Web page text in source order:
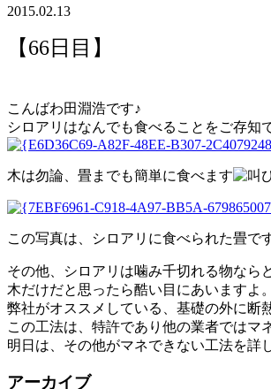
2015.02.13
【66日目】
こんばわ田淵浩です♪
シロアリはなんでも食べることをご存知
木は勿論、畳までも簡単に食べます
この写真は、シロアリに食べられた畳で
その他、シロアリは噛み千切れる物なら
木だけだと思ったら酷い目にあいますよ。
弊社がオススメしている、基礎の外に断
この工法は、特許であり他の業者ではマ
明日は、その他がマネできない工法を詳
アーカイブ